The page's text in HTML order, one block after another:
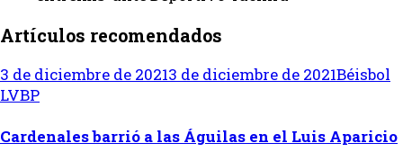
Artículos recomendados
3 de diciembre de 20213 de diciembre de 2021Béisbol
LVBP
Cardenales barrió a las Águilas en el Luis Aparicio